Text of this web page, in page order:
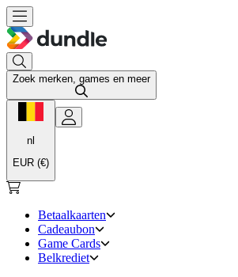
Zoek merken, games en meer
nl
EUR (€)
Betaalkaarten
Cadeaubon
Game Cards
Belkrediet